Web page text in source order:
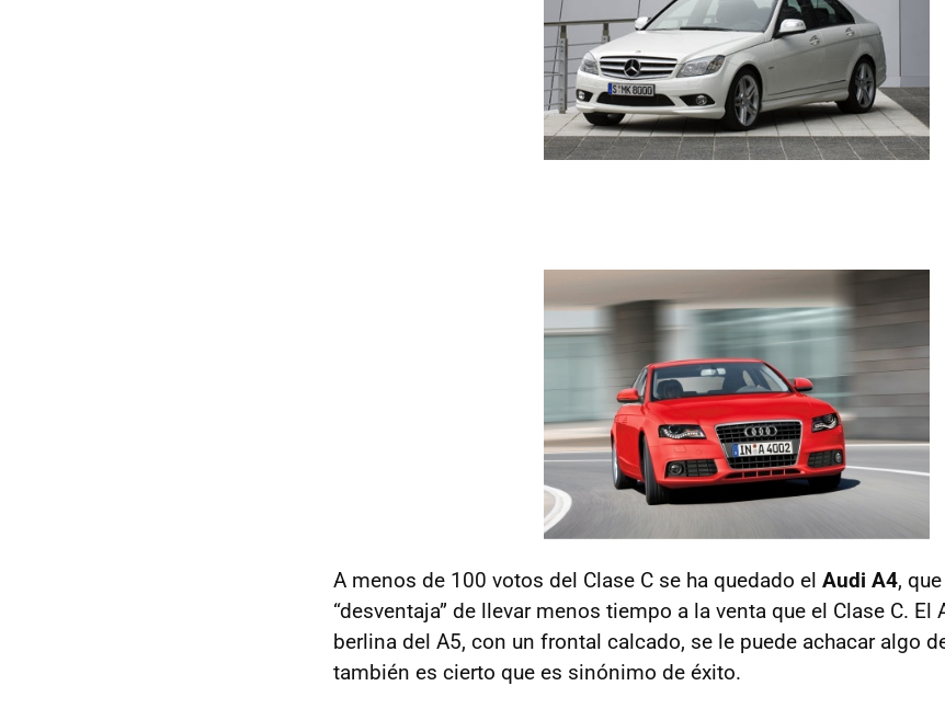
A menos de 100 votos del Clase C se ha quedado el Audi A4,
“desventaja” de llevar menos tiempo a la venta que el Clase C. El
berlina del A5, con un frontal calcado, se le puede achacar algo
también es cierto que es sinónimo de éxito.